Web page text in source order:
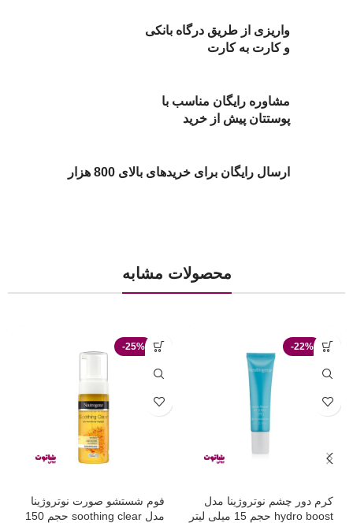
واریزی از طریق درگاه بانکی
و کارت به کارت
مشاوره رایگان مناسب با
پوستتان پیش از خرید
ارسال رایگان برای خریدهای بالای 800 هزار
محصولات مشابه
-22%
کرم دور چشم نوتروژینا مدل
hydro boost حجم 15 میلی لیتر
-25%
فوم شستشو صورت نوتروژینا
مدل soothing clear حجم 150